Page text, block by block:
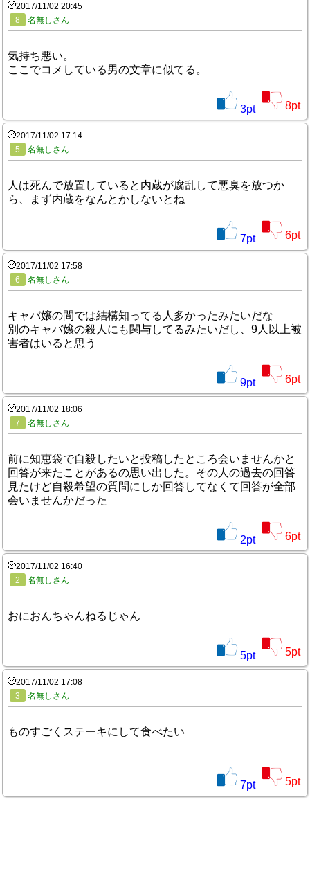
2017/11/02 20:45
8
名無しさん
気持ち悪い。
ここでコメしている男の文章に似てる。
3pt 8pt
2017/11/02 17:14
5
名無しさん
人は死んで放置していると内蔵が腐乱して悪臭を放つか
ら、まず内蔵をなんとかしないとね
7pt 6pt
2017/11/02 17:58
6
名無しさん
キャバ嬢の間では結構知ってる人多かったみたいだな
別のキャバ嬢の殺人にも関与してるみたいだし、9人以上被
害者はいると思う
9pt 6pt
2017/11/02 18:06
7
名無しさん
前に知恵袋で自殺したいと投稿したところ会いませんかと
回答が来たことがあるの思い出した。その人の過去の回答
見たけど自殺希望の質問にしか回答してなくて回答が全部
会いませんかだった
2pt 6pt
2017/11/02 16:40
2
名無しさん
おにおんちゃんねるじゃん
5pt 5pt
2017/11/02 17:08
3
名無しさん
ものすごくステーキにして食べたい
7pt 5pt